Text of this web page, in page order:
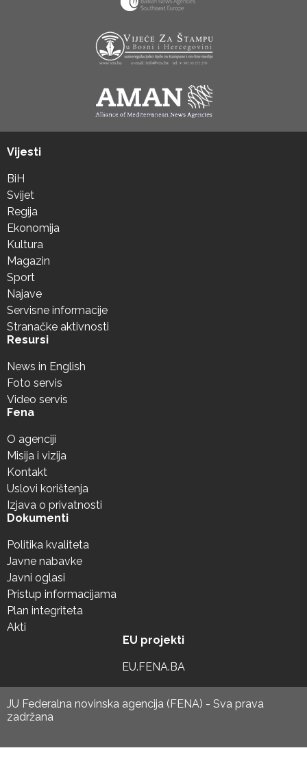
Vijesti
BiH
Svijet
Regija
Ekonomija
Kultura
Magazin
Sport
Najave
Servisne informacije
Stranačke aktivnosti
Resursi
News in English
Foto servis
Video servis
Fena
O agenciji
Misija i vizija
Kontakt
Uslovi korištenja
Izjava o privatnosti
Dokumenti
Politika kvaliteta
Javne nabavke
Javni oglasi
Pristup informacijama
Plan integriteta
Akti
EU projekti
EU.FENA.BA
JU Federalna novinska agencija (FENA) - Sva prava
zadržana